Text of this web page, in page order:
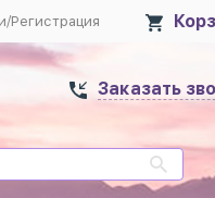
/Регистрация
Заказать